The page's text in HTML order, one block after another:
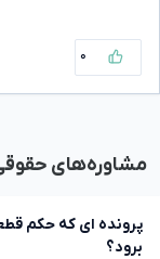
۰
مشاوره‌های
پرونده ای که حکم
برود؟